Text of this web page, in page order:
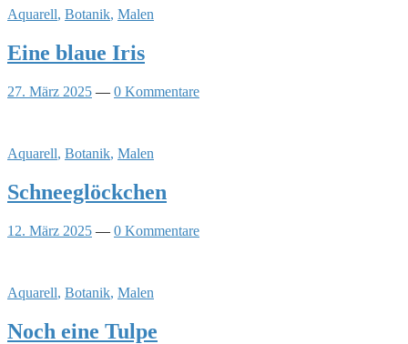
Aquarell, Botanik, Malen
Eine blaue Iris
27. März 2025 — 0 Kommentare
Aquarell, Botanik, Malen
Schneeglöckchen
12. März 2025 — 0 Kommentare
Aquarell, Botanik, Malen
Noch eine Tulpe